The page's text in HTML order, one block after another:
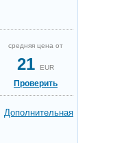
средняя цена от
21 EUR
Проверить
Дополнительная